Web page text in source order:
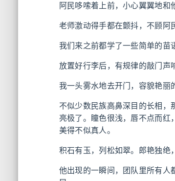
阿民哆嗦着上前，小心翼翼地和
老师激动得手都在颤抖，不顾阿
我们来之前都学了一些简单的苗
放置好行李后，有规律的敲门声
我一头雾水地去开门，容貌艳丽
不似少数民族高鼻深目的长相
亮极了。瞳色很浅，唇不点而红
美得不似真人。
积石有玉，列松如翠。郎艳独绝
他出现的一瞬间，团队里所有人